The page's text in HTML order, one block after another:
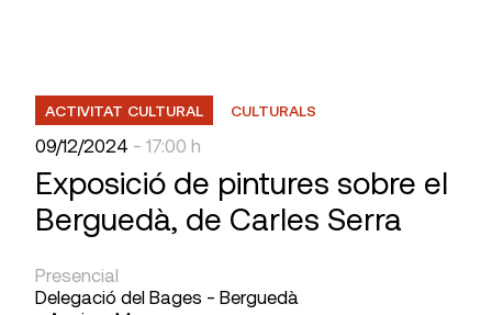
ACTIVITAT CULTURAL CULTURALS
09/12/2024 - 17:00 h
Exposició de pintures sobre el
Berguedà, de Carles Serra
Presencial
Delegació del Bages - Berguedà